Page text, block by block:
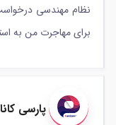
نظام مهندسی
برای مهاجرت من به
پارسی